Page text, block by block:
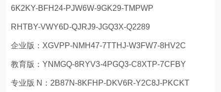
6K2KY-BFH24-PJW6W-9GK29-TMPWP
RHTBY-VWY6D-QJRJ9-JGQ3X-Q2289
企业版：XGVPP-NMH47-7TTHJ-W3FW7-8HV2C
教育版：YNMGQ-8RYV3-4PGQ3-C8XTP-7CFBY
专业版 N：2B87N-8KFHP-DKV6R-Y2C8J-PKCKT